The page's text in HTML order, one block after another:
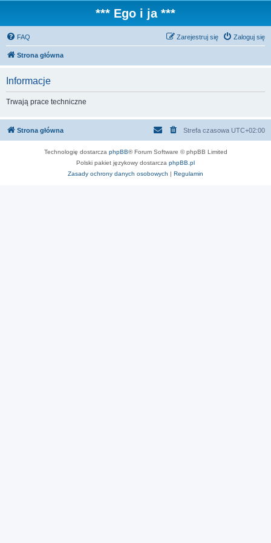
*** Ego i ja ***
FAQ Zaloguj się
Zarejestruj się
Strona główna
Informacje
Trwają prace techniczne
Strona główna Strefa czasowa UTC+02:00
Technologię dostarcza phpBB® Forum Software © phpBB Limited
Polski pakiet językowy dostarcza phpBB.pl
Zasady ochrony danych osobowych | Regulamin